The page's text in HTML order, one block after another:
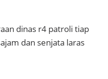
dinas r4 patroli tiap
dan senjata laras